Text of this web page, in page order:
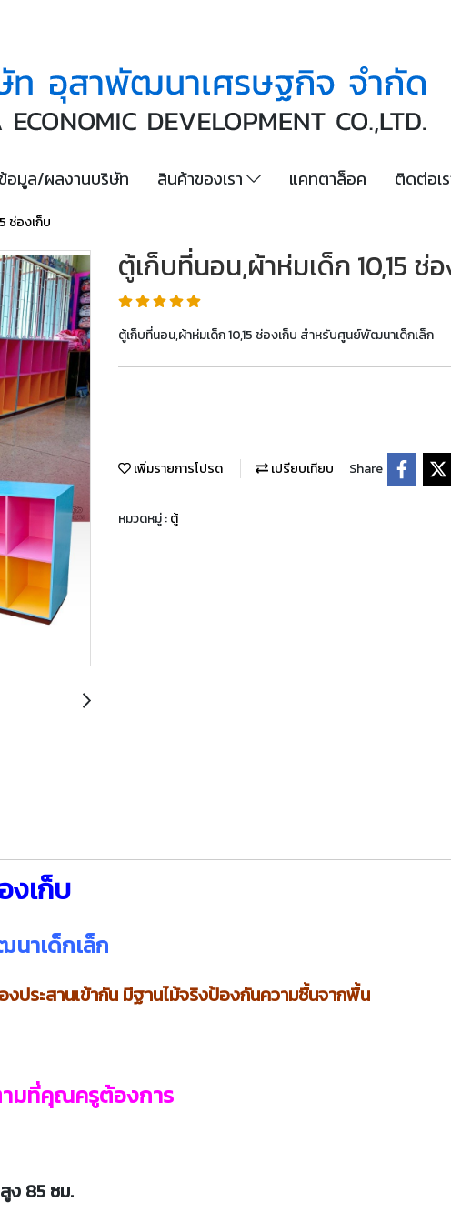
อมูล/ผลงานบริษัท สินค้าของเรา แคทตาล็อค ติดต่อเ
ช่องเก็บ
ตู้เก็บที่นอน,ผ้าห่มเด็ก 10,15 ช่
ตู้เก็บที่นอน,ผ้าห่มเด็ก 10,15 ช่องเก็บ สำหรับศูนย์พัฒนาเด็กเล็ก
เพิ่มรายการโปรด เปรียบเทียบ Share
หมวดหมู่ :ตู้
งเก็บ
นาเด็กเล็ก
งประสานเข้ากัน มีฐานไม้จริงป้องกันความชื้นจากพื้น
มที่คุณครูต้องการ
ง 85 ซม.